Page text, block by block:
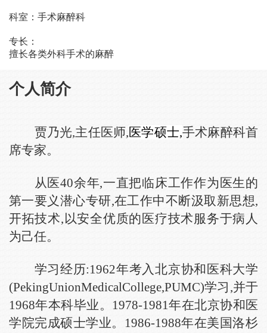
科室：手术麻醉科
专长：
擅长各类外科手术的麻醉
个人简介
贾乃光,主任医师, 医学硕士,手术麻醉科首
席专家。
从医40余年,一直把临床工作作为医生的
第一要义潜心专研,在工作中不断汲取新思想,
开拓技术,以安全优质的医疗技术服务于病人
为己任。
学习经历:1962年考入北京协和医科大学
(PekingUnionMedicalCollege,PUMC)学习,并于
1968年本科毕业。1978-1981年在北京协和医
学院完成硕士学业。1986-1988年在美国洛杉